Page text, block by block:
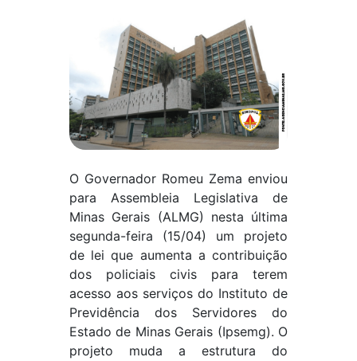
O Governador Romeu Zema enviou
para Assembleia Legislativa de
Minas Gerais (ALMG) nesta última
segunda-feira (15/04) um projeto
de lei que aumenta a contribuição
dos policiais civis para terem
acesso aos serviços do Instituto de
Previdência dos Servidores do
Estado de Minas Gerais (Ipsemg). O
projeto muda a estrutura do